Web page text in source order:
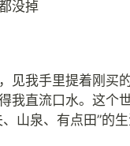
没掉
见我手里提着刚买
我直流口水。这个
山泉、有点田”的